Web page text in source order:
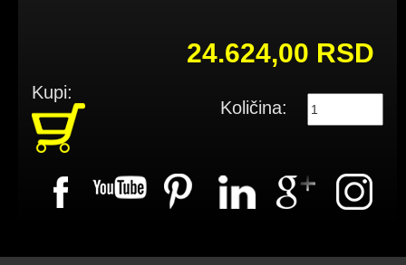
24.624,00 RSD
Kupi:
Količina: